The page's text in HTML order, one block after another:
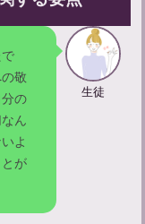
敬
の
ん
よ
が
生徒